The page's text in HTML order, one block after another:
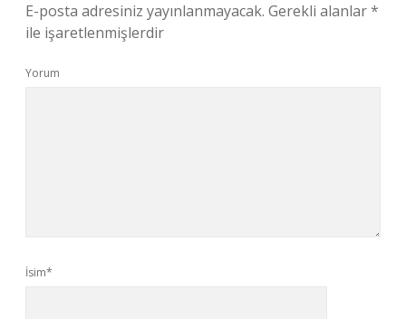
E-posta adresiniz yayınlanmayacak. Gerekli alanlar*
ile işaretlenmişlerdir
Yorum
İsim*